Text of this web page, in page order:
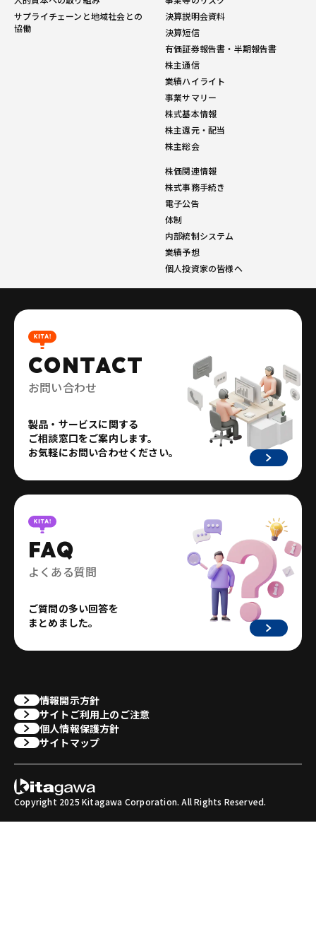
サプライチェーンと地域社会との
協働
決算説明会資料
決算短信
有価証券報告書・半期報告書
株主通信
業績ハイライト
事業サマリー
株式基本情報
株主還元・配当
株主総会
株価関連情報
株式事務手続き
電子公告
体制
内部統制システム
業績予想
個人投資家の皆様へ
CONTACT
お問い合わせ
製品・サービスに関する
ご相談窓口をご案内します。
お気軽にお問い合わせください。
FAQ
よくある質問
ご質問の多い回答を
まとめました。
情報開示方針
サイトご利用上のご注意
個人情報保護方針
サイトマップ
Copyright 2025 Kitagawa Corporation. All Rights Reserved.